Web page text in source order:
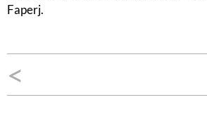
Faperj.
Navegação
de
<